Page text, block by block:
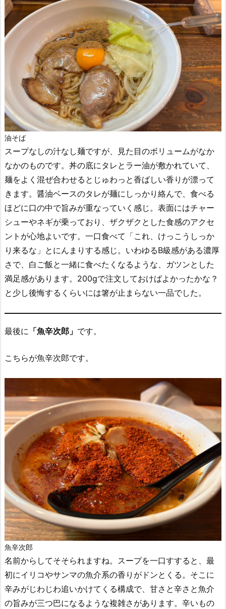
油そば
スープなしの汁なし麺ですが、見た目のボリュームがなか
なかのものです。丼の底にタレとラー油が敷かれていて、
麺をよく混ぜ合わせるとじゅわっと香ばしい香りが漂って
きます。醤油ベースのタレが麺にしっかり絡んで、食べる
ほどに口の中で旨みが重なっていく感じ。表面にはチャー
シューやネギが乗っており、ザクザクとした食感のアクセ
ントが心地よいです。一口食べて「これ、けっこうしっか
り来るな」とにんまりする感じ。いわゆるB級感がある濃厚
さで、白ご飯と一緒に食べたくなるような、ガツンとした
満足感があります。200gで注文しておけばよかったかな？
と少し後悔するくらいには箸が止まらない一品でした。
最後に 「魚辛次郎」 です。
こちらが魚辛次郎です。
魚辛次郎
名前からしてそそられますね。スープを一口すすると、最
初にイリコやサンマの魚介系の香りがドンとくる。そこに
辛みがじわじわ追いかけてくる構成で、甘さと辛さと魚介
の旨みが三つ巴になるような複雑さがあります。辛いもの